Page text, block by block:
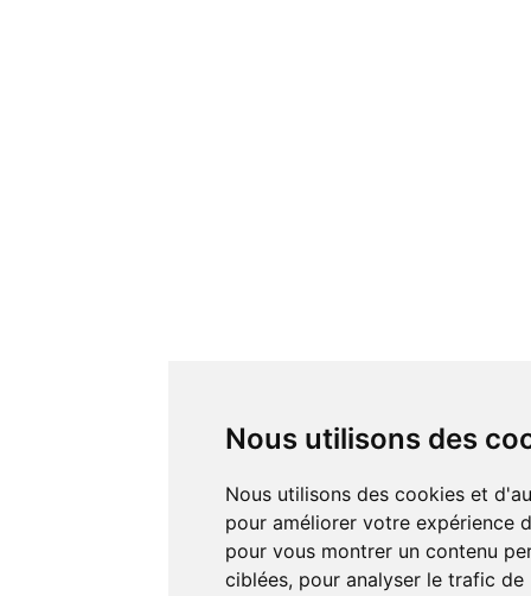
Nous utilisons des
Nous utilisons des cookies et d'autres technologies de suivi
pour améliorer votre expérience
pour vous montrer un contenu
ciblées, pour analyser le trafic